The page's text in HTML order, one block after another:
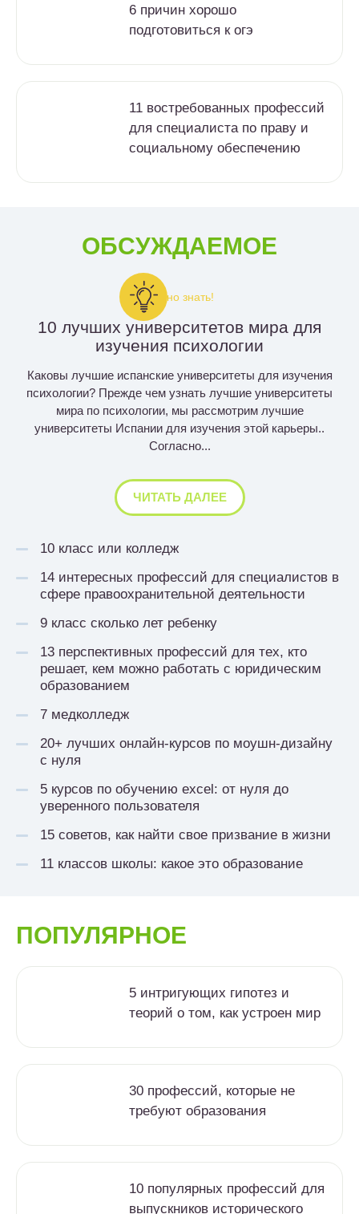
6 причин хорошо
подготовиться к огэ
11 востребованных профессий
для специалиста по праву и
социальному обеспечению
ОБСУЖДАЕМОЕ
Важно знать!
10 лучших университетов мира для
изучения психологии
Каковы лучшие испанские университеты для изучения
психологии? Прежде чем узнать лучшие университеты
мира по психологии, мы рассмотрим лучшие
университеты Испании для изучения этой карьеры..
Согласно...
ЧИТАТЬ ДАЛЕЕ
10 класс или колледж
14 интересных профессий для специалистов в
сфере правоохранительной деятельности
9 класс сколько лет ребенку
13 перспективных профессий для тех, кто
решает, кем можно работать с юридическим
образованием
7 медколледж
20+ лучших онлайн-курсов по моушн-дизайну
с нуля
5 курсов по обучению excel: от нуля до
уверенного пользователя
15 советов, как найти свое призвание в жизни
11 классов школы: какое это образование
ПОПУЛЯРНОЕ
5 интригующих гипотез и
теорий о том, как устроен мир
30 профессий, которые не
требуют образования
10 популярных профессий для
выпускников исторического